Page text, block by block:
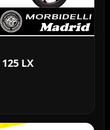
LX